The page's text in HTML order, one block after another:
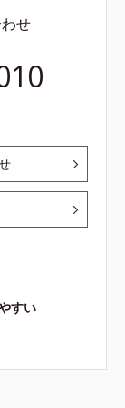
せ
すい